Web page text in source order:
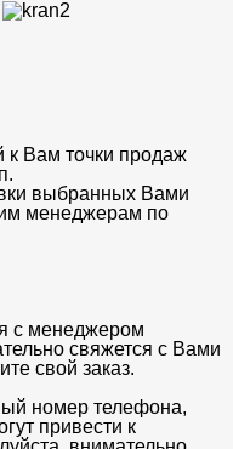
к Вам точки продаж
выбранных Вами
менеджерам по
с менеджером
свяжется с Вами
свой заказ.
номер телефона,
привести к